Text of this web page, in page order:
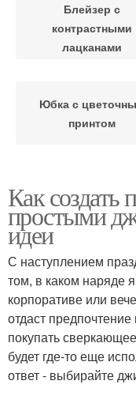
Блейзер с
контрастными
лацканами
Юбка с
принтом
Как создать
простыми
идеи
С наступлением
том, в каком наряде
корпоративе или
отдаст
покупать
будет где-то еще
ответ - выбирайте